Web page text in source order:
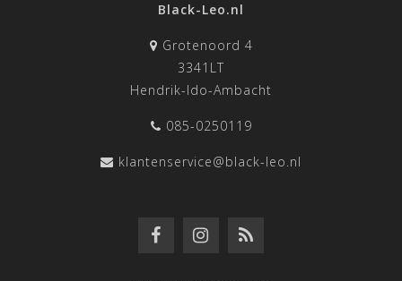
Black-Leo.nl
Grotenoord 4
3341LT
Hendrik-Ido-Ambacht
085-0250119
klantenservice@black-leo.nl